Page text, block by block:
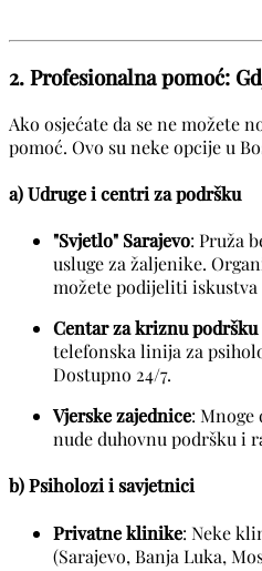
2. Profesionalna pomoć:
Ako osjećate da se ne možete
pomoć. Ovo su neke opcije u
a) Udruge i centri za podršku
"Svjetlo" Sarajevo: Pruža
usluge za žaljenike.
možete podijeliti iskustva
Centar za kriznu
telefonska linija za
Dostupno 24/7.
Vjerske zajednice:
nude duhovnu podršku i
b) Psiholozi i savjetnici
Privatne klinike: Neke
(Sarajevo, Banja Luka,